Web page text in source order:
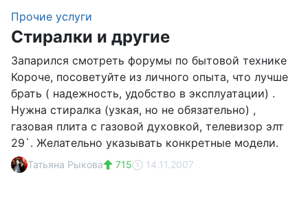
Прочие услуги
Стиралки и другие
Запарился смотреть форумы по бытовой технике
Короче, посоветуйте из личного опыта, что лучше
брать ( надежность, удобство в эксплуатации) .
Нужна стиралка (узкая, но не обязательно) ,
газовая плита с газовой духовкой, телевизор элт
29`. Желательно указывать конкретные модели.
Татьяна Рыкова 715 14.11.2007